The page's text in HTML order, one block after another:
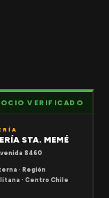
VERIFICADO
STA. MEMÉ
8460
· Región
· Centro Chile